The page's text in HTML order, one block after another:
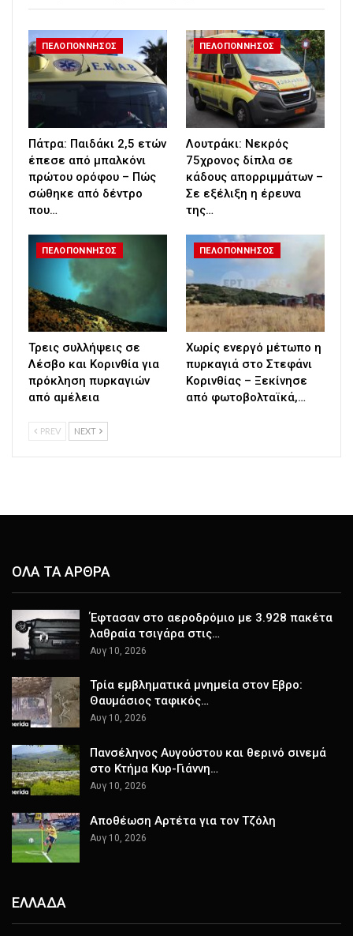
ΠΕΛΟΠΟΝΝΗΣΟΣ
Πάτρα: Παιδάκι 2,5 ετών
έπεσε από μπαλκόνι
πρώτου ορόφου – Πώς
σώθηκε από δέντρο
που…
ΠΕΛΟΠΟΝΝΗΣΟΣ
Λουτράκι: Νεκρός
75χρονος δίπλα σε
κάδους απορριμμάτων –
Σε εξέλιξη η έρευνα
της…
ΠΕΛΟΠΟΝΝΗΣΟΣ
Τρεις συλλήψεις σε
Λέσβο και Κορινθία για
πρόκληση πυρκαγιών
από αμέλεια
ΠΕΛΟΠΟΝΝΗΣΟΣ
Χωρίς ενεργό μέτωπο η
πυρκαγιά στο Στεφάνι
Κορινθίας – Ξεκίνησε
από φωτοβολταϊκά,…
PREV NEXT
ΟΛΑ ΤΑ ΑΡΘΡΑ
Έφτασαν στο αεροδρόμιο με 3.928 πακέτα
λαθραία τσιγάρα στις…
Αυγ 10, 2026
Τρία εμβληματικά μνημεία στον Εβρο:
Θαυμάσιος ταφικός…
Αυγ 10, 2026
Πανσέληνος Αυγούστου και θερινό σινεμά
στο Κτήμα Κυρ-Γιάννη…
Αυγ 10, 2026
Αποθέωση Αρτέτα για τον Τζόλη
Αυγ 10, 2026
ΕΛΛΑΔΑ